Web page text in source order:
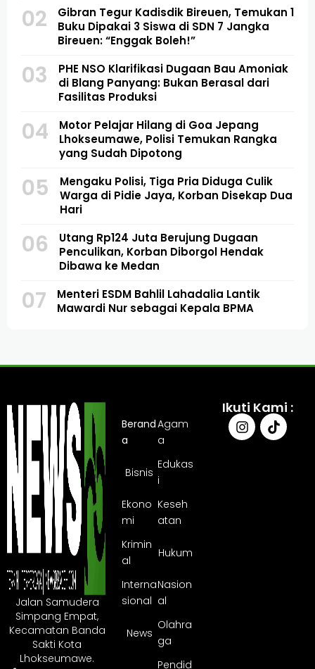
02
Gibran Tegur Kadisdik Bireuen, Temukan 1
Buku Dipakai 3 Siswa di SDN 7 Jangka
Bireuen: “Enggak Boleh!”
03
PHE NSO Klarifikasi Dugaan Bau Amoniak
di Blang Panyang: Bukan Berasal dari
Fasilitas Produksi
04
Motor Pelajar Hilang di Goa Jepang
Lhokseumawe, Polisi Temukan Rangka
yang Sudah Dipotong
05
Mengaku Polisi, Tiga Pria Diduga Culik
Warga di Pidie Jaya, Korban Disekap Dua
Hari
06
Utang Rp124 Juta Berujung Dugaan
Penculikan, Korban Diborgol Hendak
Dibawa ke Medan
07
Menteri ESDM Bahlil Lahadalia Lantik
Mawardi Nur sebagai Kepala BPMA
Jalan Samudera
Simpang Empat,
Kecamatan Banda
Sakti Kota
Lhokseumawe.
Berand
a
Agam
a
Bisnis
Edukas
i
Ekono
mi
Keseh
atan
Krimin
al
Hukum
Interna
sional
Nasion
al
News
Olahra
ga
Pendid
Ikuti Kami :